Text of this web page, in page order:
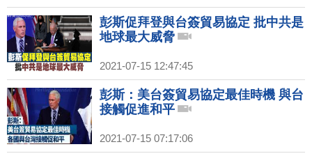
彭斯促拜登與台簽貿易協定 批中共是
地球最大威脅
2021-07-15 12:47:45
彭斯：美台簽貿易協定最佳時機 與台
接觸促進和平
2021-07-15 07:17:06